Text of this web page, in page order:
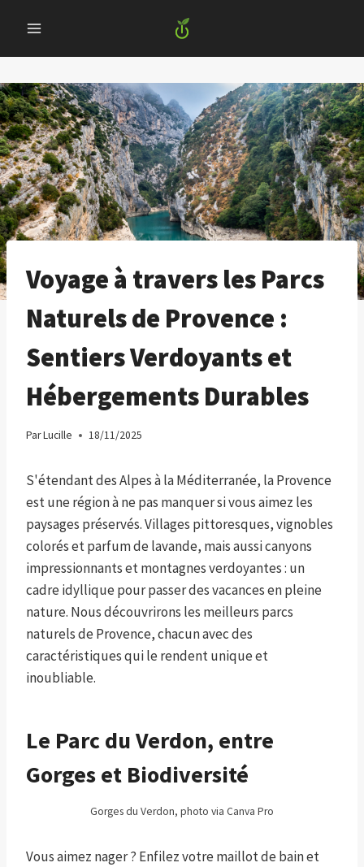
content
Voyage à travers les Parcs
Naturels de Provence :
Sentiers Verdoyants et
Hébergements Durables
ParLucille 18/11/2025
S'étendant des Alpes à la Méditerranée, la Provence
est une région à ne pas manquer si vous aimez les
paysages préservés. Villages pittoresques, vignobles
colorés et parfum de lavande, mais aussi canyons
impressionnants et montagnes verdoyantes : un
cadre idyllique pour passer des vacances en pleine
nature. Nous découvrirons les meilleurs parcs
naturels de Provence, chacun avec des
caractéristiques qui le rendent unique et
inoubliable.
Le Parc du Verdon, entre
Gorges et Biodiversité
Gorges du Verdon, photo via Canva Pro
Vous aimez nager ? Enfilez votre maillot de bain et